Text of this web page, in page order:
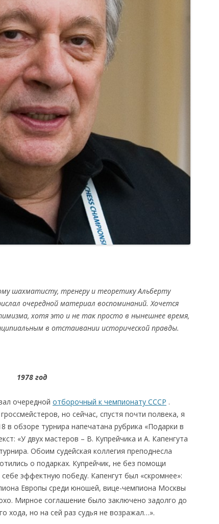
шахматисту, тренеру и теоретику Альберту
очередной материал воспоминаний. Хочется
хотя это и не так просто в нынешнее время,
в отстаивании исторической правды.
1978 год
очередной отборочный к чемпионату СССР .
но сейчас, спустя почти полвека, я
обзоре турнира напечатана рубрика «Подарки в
«У двух мастеров – В. Купрейчика и А. Капенгута
Обоим судейская коллегия преподнесла
о подарках. Купрейчик, не без помощи
себе эффектную победу. Капенгут был «скромнее»:
Европы среди юношей, вице-чемпиона Москвы
Мирное соглашение было заключено задолго до
хода, но на сей раз судья не возражал…».